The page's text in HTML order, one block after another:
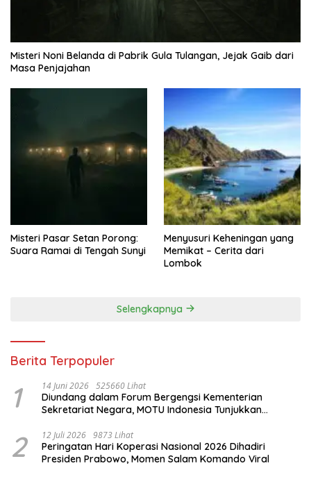
Misteri Noni Belanda di Pabrik Gula Tulangan, Jejak Gaib dari
Masa Penjajahan
Misteri Pasar Setan Porong:
Suara Ramai di Tengah Sunyi
Menyusuri Keheningan yang
Memikat – Cerita dari
Lombok
Selengkapnya
Berita Terpopuler
1 14 Juni 2026 525660 Lihat
Diundang dalam Forum Bergengsi Kementerian
Sekretariat Negara, MOTU Indonesia Tunjukkan
2 12 Juli 2026 9873 Lihat
Peringatan Hari Koperasi Nasional 2026 Dihadiri
Presiden Prabowo, Momen Salam Komando Viral